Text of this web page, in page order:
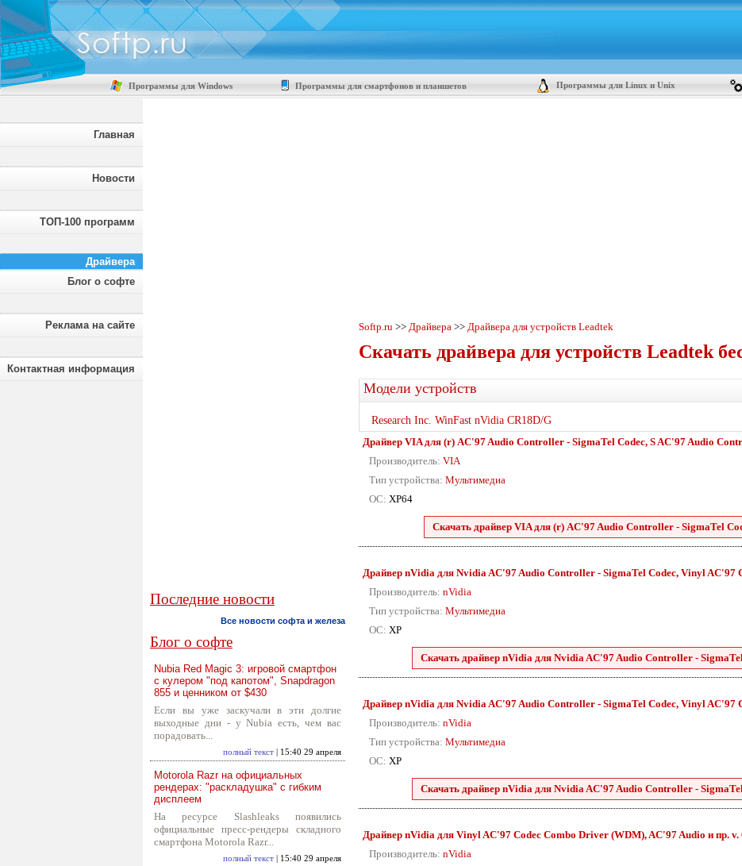
Программы для Windows Программы для смартфонов и планшетов Программы для Linux и Unix
Главная
Новости
ТОП-100 программ
Драйвера
Блог о софте
Реклама на сайте
Контактная информация
Последние новости
Все новости софта и железа
Блог о софте
Nubia Red Magic 3: игровой смартфон
с кулером "под капотом", Snapdragon
855 и ценником от $430
Если вы уже заскучали в эти долгие
выходные дни - у Nubia есть, чем вас
порадовать...
полный текст | 15:40 29 апреля
Motorola Razr на официальных
рендерах: "раскладушка" с гибким
дисплеем
На ресурсе Slashleaks появились
официальные пресс-рендеры складного
смартфона Motorola Razr...
полный текст | 15:40 29 апреля
Softp.ru >> Драйвера >> Драйвера для устройств Leadtek
Скачать драйвера для устройств Leadtek
Модели устройств
Research Inc. WinFast nVidia CR18D/G
Драйвер VIA для (r) AC'97 Audio Controller - SigmaTel Codec, S AC'97 Audio
Производитель: VIA
Тип устройства: Мультимедиа
ОС: XP64
Скачать драйвер VIA для (r) AC'97 Audio Controller - SigmaTel
Драйвер nVidia для Nvidia AC'97 Audio Controller - SigmaTel Codec, Vinyl AC'97
Производитель: nVidia
Тип устройства: Мультимедиа
ОС: XP
Скачать драйвер nVidia для Nvidia AC'97 Audio Controller -
Драйвер nVidia для Nvidia AC'97 Audio Controller - SigmaTel Codec, Vinyl AC'97
Производитель: nVidia
Тип устройства: Мультимедиа
ОС: XP
Скачать драйвер nVidia для Nvidia AC'97 Audio Controller -
Драйвер nVidia для Vinyl AC'97 Codec Combo Driver (WDM), AC'97 Audio и пр. v.
Производитель: nVidia